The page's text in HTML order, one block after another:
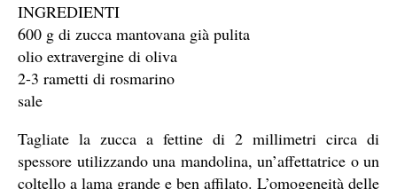
INGREDIENTI
600 g di zucca mantovana già pulita
olio extravergine di oliva
2-3 rametti di rosmarino
sale
Tagliate la zucca a fettine di 2 millimetri circa di
spessore utilizzando una mandolina, un’affettatrice o un
coltello a lama grande e ben affilato. L’omogeneità delle